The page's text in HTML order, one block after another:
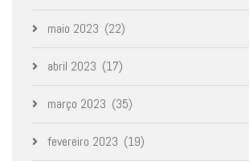
maio 2023 (22)
abril 2023 (17)
março 2023 (35)
fevereiro 2023 (19)